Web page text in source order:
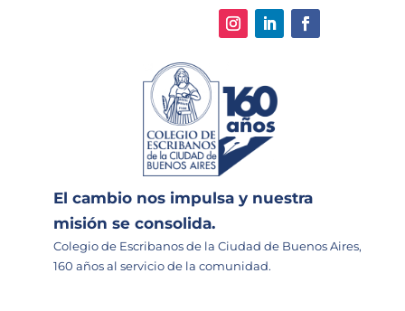
El cambio nos impulsa y nuestra
misión se consolida.
Colegio de Escribanos de la Ciudad de Buenos Aires,
160 años al servicio de la comunidad.